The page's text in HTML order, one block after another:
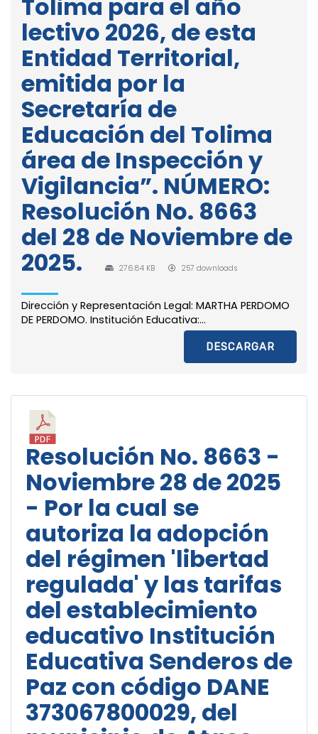
Tolima para el año
lectivo 2026, de esta
Entidad Territorial,
emitida por la
Secretaría de
Educación del Tolima
área de Inspección y
Vigilancia”. NÚMERO:
Resolución No. 8663
del 28 de Noviembre de
2025.
276.84 KB 257 downloads
Dirección y Representación Legal: MARTHA PERDOMO
DE PERDOMO. Institución Educativa:...
DESCARGAR
Resolución No. 8663 -
Noviembre 28 de 2025
- Por la cual se
autoriza la adopción
del régimen 'libertad
regulada' y las tarifas
del establecimiento
educativo Institución
Educativa Senderos de
Paz con código DANE
373067800029, del